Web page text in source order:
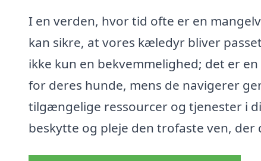
I en verden, hvor tid ofte er en
kan sikre, at vores kæledyr bliver
ikke kun en bekvemmelighed; det er
for deres hunde, mens de navigerer
tilgængelige ressourcer og tjenester i
beskytte og pleje den trofaste ven, der